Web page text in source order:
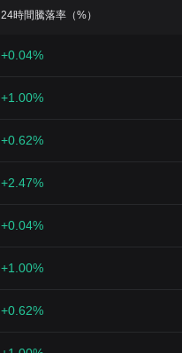
24時間騰落率（%）
+0.04%
+1.00%
+0.62%
+2.47%
+0.04%
+1.00%
+0.62%